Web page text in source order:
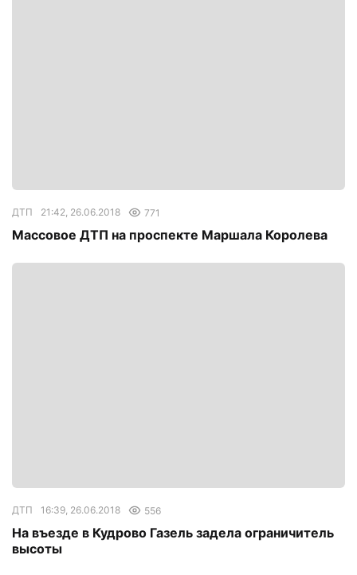
ДТП 21:42, 26.06.2018 771
Массовое ДТП на проспекте Маршала Королева
ДТП 16:39, 26.06.2018 556
На въезде в Кудрово Газель задела ограничитель
высоты